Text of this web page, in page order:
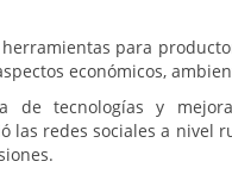
para
económicos,
de tecnologías y
las redes sociales a nivel